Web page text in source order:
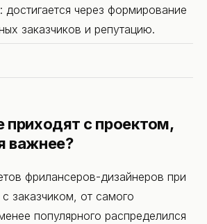
достигается через формирование
заказчиков и репутацию.
приходят с проектом,
важнее?
фрилансеров-дизайнеров при
заказчиком, от самого
популярного распределился